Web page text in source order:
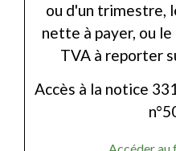
ou d'un trimestre,
nette à payer, ou
TVA à reporter
Accès à la notice